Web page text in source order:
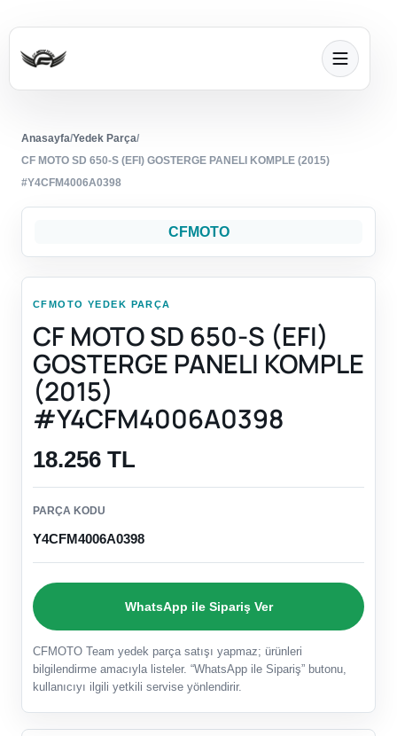
Anasayfa/Yedek Parça/
CF MOTO SD 650-S (EFI) GOSTERGE PANELI KOMPLE (2015)
#Y4CFM4006A0398
CFMOTO
CFMOTO YEDEK PARÇA
CF MOTO SD 650-S (EFI)
GOSTERGE PANELI KOMPLE
(2015)
#Y4CFM4006A0398
18.256 TL
PARÇA KODU
Y4CFM4006A0398
WhatsApp ile Sipariş Ver
CFMOTO Team yedek parça satışı yapmaz; ürünleri
bilgilendirme amacıyla listeler. “WhatsApp ile Sipariş” butonu,
kullanıcıyı ilgili yetkili servise yönlendirir.